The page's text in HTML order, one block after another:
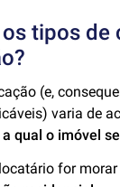
os tipos de
(e,
varia de
qual o imóvel
for